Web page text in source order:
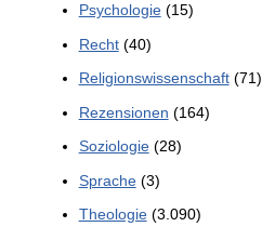
Psychologie(15)
Recht(40)
Religionswissenschaft(71)
Rezensionen (164)
Soziologie(28)
Sprache(3)
Theologie(3.090)